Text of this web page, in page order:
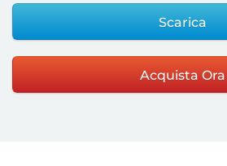
Scarica
Acquista Ora